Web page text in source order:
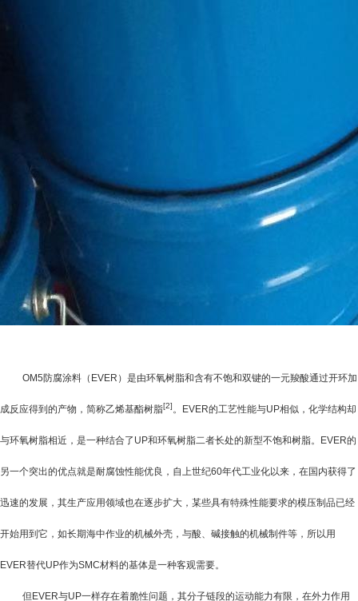
OM5防腐涂料（ EVER ）是由环氧树脂和含有不饱和双键的一元羧酸通过开环加
成反应得到的产物，简称乙烯基酯树脂[2]。 EVER的工艺性能与UP相似，化学结构却
与环氧树脂相近，是一种结合了 UP和环氧树脂二者长处的新型不饱和树脂。 EVER的
另一个突出的优点就是耐腐蚀性能优良，自上世纪60年代工业化以来，在国内获得了
迅速的发展，其生产应用领域也在逐步扩大，某些具有特殊性能要求的模压制品已经
开始用到它，如长期海中作业的机械外壳，与酸、碱接触的机械制件等，所以用
EVER替代UP作为SMC材料的基体是一种客观需要。
但 EVER与UP一样存在着脆性问题，其分子链段的运动能力有限，在外力作用